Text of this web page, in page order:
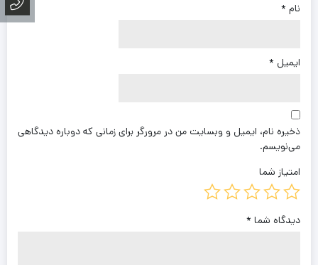
نام *
ایمیل *
ذخیره نام، ایمیل و وبسایت من در مرورگر برای زمانی که دوباره دیدگاهی
می‌نویسم.
امتیاز شما
دیدگاه شما *